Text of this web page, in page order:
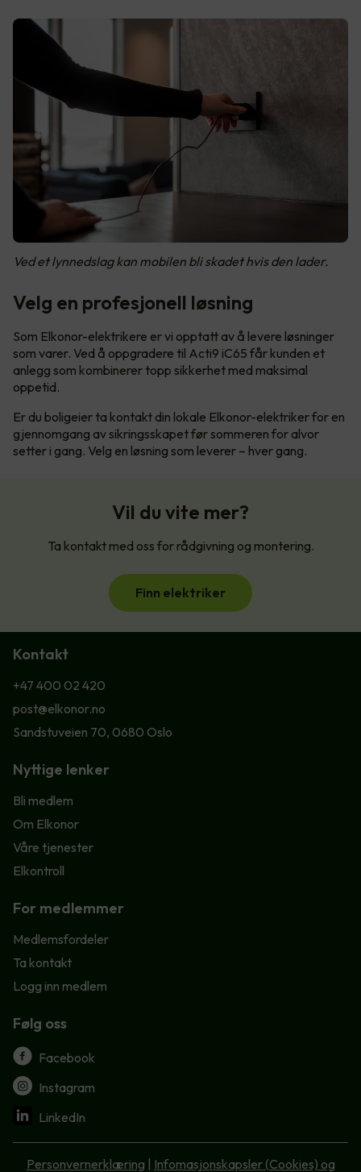
Ved et lynnedslag kan mobilen bli skadet hvis den lader.
Velg en profesjonell løsning
Som Elkonor-elektrikere er vi opptatt av å levere løsninger
som varer. Ved å oppgradere til Acti9 iC65 får kunden et
anlegg som kombinerer topp sikkerhet med maksimal
oppetid.
Er du boligeier ta kontakt din lokale Elkonor-elektriker for en
gjennomgang av sikringsskapet før sommeren for alvor
setter i gang. Velg en løsning som leverer – hver gang.
Vil du vite mer?
Ta kontakt med oss for rådgivning og montering.
Finn elektriker
Kontakt
+47 400 02 420
post@elkonor.no
Sandstuveien 70, 0680 Oslo
Nyttige lenker
Bli medlem
Om Elkonor
Våre tjenester
Elkontroll
For medlemmer
Medlemsfordeler
Ta kontakt
Logg inn medlem
Følg oss
Facebook
Instagram
LinkedIn
Personvernerklæring | Infomasjonskapsler (Cookies) og